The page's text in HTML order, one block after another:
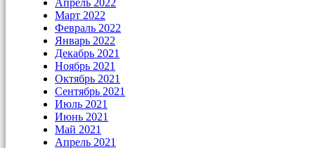
Апрель 2022
Март 2022
Февраль 2022
Январь 2022
Декабрь 2021
Ноябрь 2021
Октябрь 2021
Сентябрь 2021
Июль 2021
Июнь 2021
Май 2021
Апрель 2021